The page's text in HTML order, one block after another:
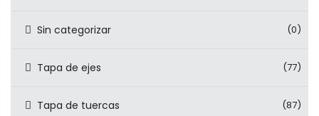
Sin categorizar (0)
Tapa de ejes (77)
Tapa de tuercas (87)